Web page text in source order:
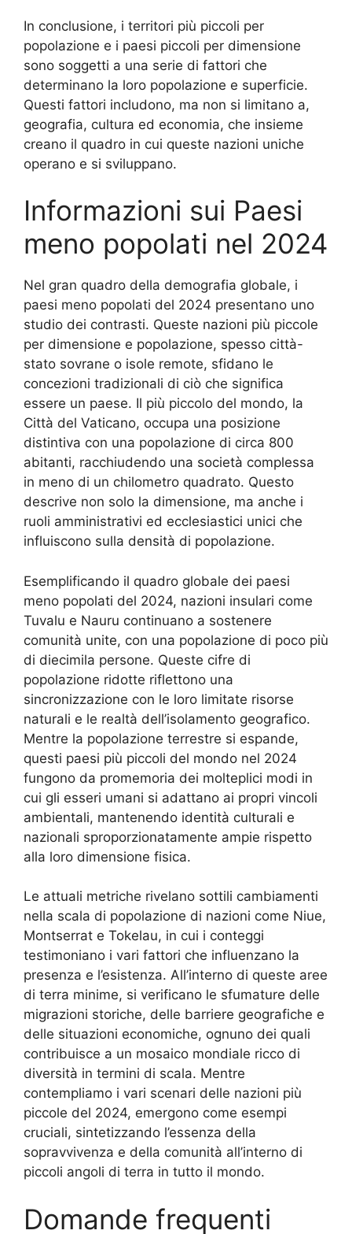
In conclusione, i territori più piccoli per
popolazione e i paesi piccoli per dimensione
sono soggetti a una serie di fattori che
determinano la loro popolazione e superficie.
Questi fattori includono, ma non si limitano a,
geografia, cultura ed economia, che insieme
creano il quadro in cui queste nazioni uniche
operano e si sviluppano.
Informazioni sui Paesi
meno popolati nel 2024
Nel gran quadro della demografia globale, i
paesi meno popolati del 2024 presentano uno
studio dei contrasti. Queste nazioni più piccole
per dimensione e popolazione, spesso città-
stato sovrane o isole remote, sfidano le
concezioni tradizionali di ciò che significa
essere un paese. Il più piccolo del mondo, la
Città del Vaticano, occupa una posizione
distintiva con una popolazione di circa 800
abitanti, racchiudendo una società complessa
in meno di un chilometro quadrato. Questo
descrive non solo la dimensione, ma anche i
ruoli amministrativi ed ecclesiastici unici che
influiscono sulla densità di popolazione.
Esemplificando il quadro globale dei paesi
meno popolati del 2024, nazioni insulari come
Tuvalu e Nauru continuano a sostenere
comunità unite, con una popolazione di poco più
di diecimila persone. Queste cifre di
popolazione ridotte riflettono una
sincronizzazione con le loro limitate risorse
naturali e le realtà dell’isolamento geografico.
Mentre la popolazione terrestre si espande,
questi paesi più piccoli del mondo nel 2024
fungono da promemoria dei molteplici modi in
cui gli esseri umani si adattano ai propri vincoli
ambientali, mantenendo identità culturali e
nazionali sproporzionatamente ampie rispetto
alla loro dimensione fisica.
Le attuali metriche rivelano sottili cambiamenti
nella scala di popolazione di nazioni come Niue,
Montserrat e Tokelau, in cui i conteggi
testimoniano i vari fattori che influenzano la
presenza e l’esistenza. All’interno di queste aree
di terra minime, si verificano le sfumature delle
migrazioni storiche, delle barriere geografiche e
delle situazioni economiche, ognuno dei quali
contribuisce a un mosaico mondiale ricco di
diversità in termini di scala. Mentre
contempliamo i vari scenari delle nazioni più
piccole del 2024, emergono come esempi
cruciali, sintetizzando l’essenza della
sopravvivenza e della comunità all’interno di
piccoli angoli di terra in tutto il mondo.
Domande frequenti